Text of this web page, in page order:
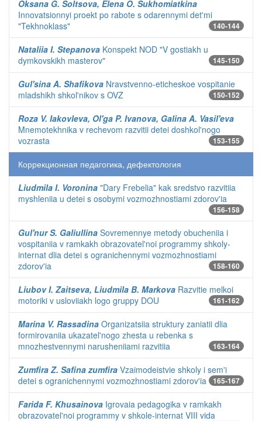
Oksana G. Soltsova, Elena O. Sukhomiatkina
Innovatsionnyi proekt po rabote s odarennymi det'mi
"Tekhnoklass"
140-144
Nataliia I. Stepanova Konspekt NOD "V gostiakh u
dymkovskikh masterov"
145-150
Gul'sina A. Shafikova Nravstvenno-eticheskoe vospitanie
mladshikh shkol'nikov s OVZ
150-152
Roza V. Iakovleva, Ol'ga P. Ivanova, Galina A. Vasil'eva
Mnemotekhnika v rechevom razvitii detei doshkol'nogo
vozrasta
153-155
Коррекционная педагогика, дефектология
Liudmila I. Voronina "Dary Frebelia" kak sredstvo razvitiia
myshleniia u detei s osobymi vozmozhnostiami zdorov'ia
156-158
Gul'nur S. Galiullina Sovremennye metody obucheniia i
vospitaniia v ramkakh obrazovatel'noi programmy shkoly-
internat dlia detei s ogranichennymi vozmozhnostiami
zdorov'ia
158-160
Liubov I. Zaitseva, Liudmila B. Markova Razvitie melkoi
motoriki v usloviiakh logo gruppy DOU
161-162
Marina V. Rassadina Organizatsiia struktury zaniatii dlia
formirovaniia ukazatel'nogo zhesta u rebenka s
mnozhestvennymi narusheniiami razvitiia
163-164
Zumfira Z. Safina zumfira Vzaimodeistvie shkoly i sem'i
detei s ogranichennymi vozmozhnostiami zdorov'ia
165-167
Farida F. Khusainova Igrovaia pedagogika v ramkakh
obrazovatel'noi programmy v shkole-internat VIII vida